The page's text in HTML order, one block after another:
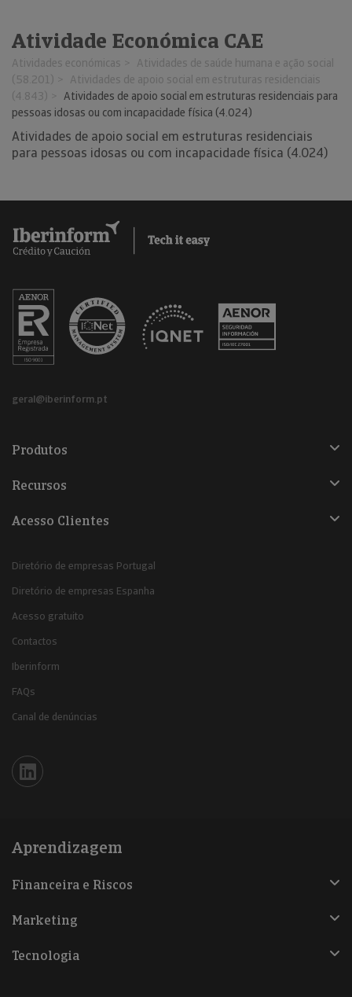
Atividade Económica CAE
Atividades económicas
Atividades de saúde humana e ação social
(58.201)
Atividades de apoio social em estruturas residenciais
(4.843)
Atividades de apoio social em estruturas residenciais para
pessoas idosas ou com incapacidade física (4.024)
Atividades de apoio social em estruturas residenciais
para pessoas idosas ou com incapacidade física (4.024)
geral@iberinform.pt
Produtos
Recursos
Acesso Clientes
Diretório de empresas Portugal
Diretório de empresas Espanha
Acesso gratuito
Contactos
Iberinform
FAQs
Canal de denúncias
Iberinform en Linkedin
Aprendizagem
Financeira e Riscos
Marketing
Tecnologia